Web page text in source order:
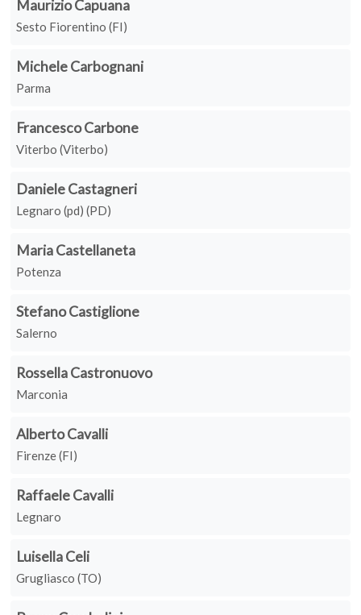
Maurizio Capuana
Sesto Fiorentino (FI)
Michele Carbognani
Parma
Francesco Carbone
Viterbo (Viterbo)
Daniele Castagneri
Legnaro (pd) (PD)
Maria Castellaneta
Potenza
Stefano Castiglione
Salerno
Rossella Castronuovo
Marconia
Alberto Cavalli
Firenze (FI)
Raffaele Cavalli
Legnaro
Luisella Celi
Grugliasco (TO)